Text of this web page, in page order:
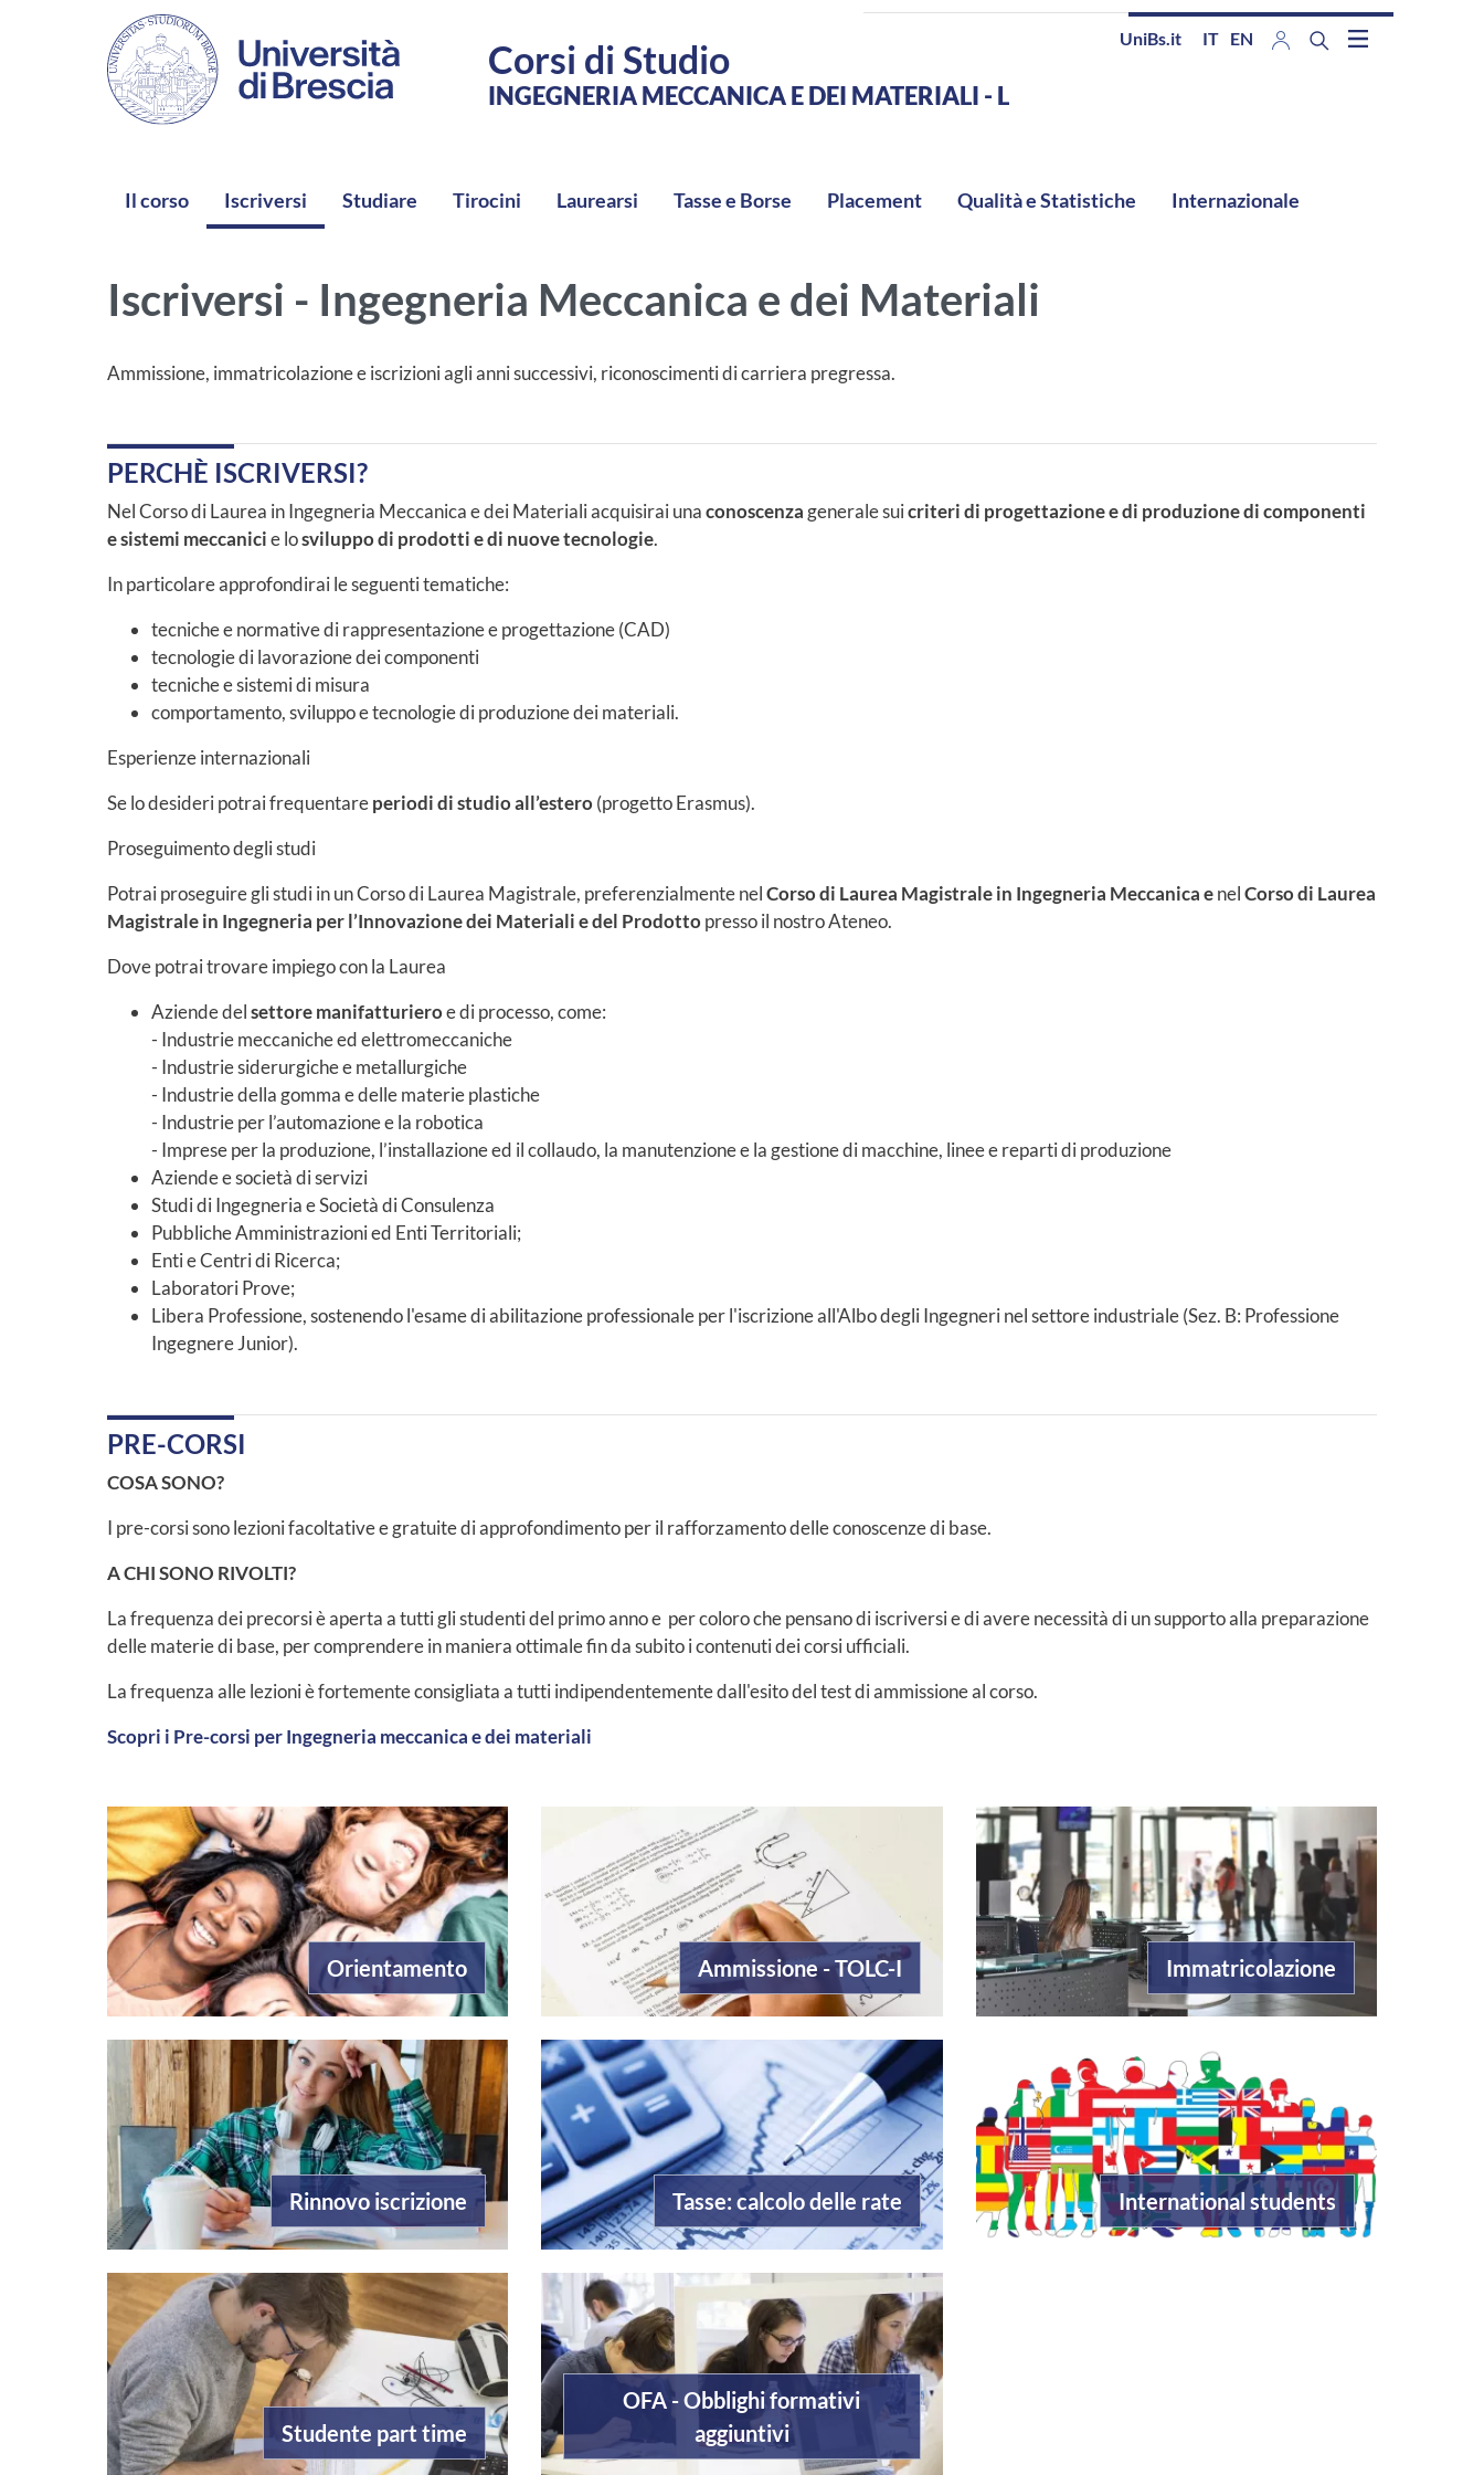
Salta al contenuto principale
Corsi di Studio
INGEGNERIA MECCANICA E DEI MATERIALI - L
UniBs.it IT EN
NAVIGAZIONE PRINCIPALE
Il corso Iscriversi Studiare Tirocini Laurearsi Tasse e Borse Placement Qualità e Statistiche Internazionale
Iscriversi - Ingegneria Meccanica e dei Materiali
Ammissione, immatricolazione e iscrizioni agli anni successivi, riconoscimenti di carriera pregressa.
PERCHÈ ISCRIVERSI?
Nel Corso di Laurea in Ingegneria Meccanica e dei Materiali acquisirai unaconoscenzagenerale suicriteri di progettazione e di produzione di componenti
e sistemi meccanicie losviluppo di prodotti e di nuove tecnologie.
In particolare approfondirai le seguenti tematiche:
tecniche e normative di rappresentazione e progettazione (CAD)
tecnologie di lavorazione dei componenti
tecniche e sistemi di misura
comportamento, sviluppo e tecnologie di produzione dei materiali.
Esperienze internazionali
Se lo desideri potrai frequentareperiodi di studio all’estero (progetto Erasmus).
Proseguimento degli studi
Potrai proseguire gli studi in un Corso di Laurea Magistrale, preferenzialmente nelCorso di Laurea Magistrale in Ingegneria Meccanica enelCorso di Laurea
Magistrale in Ingegneria per l’Innovazione dei Materiali e del Prodotto presso il nostro Ateneo.
Dove potrai trovare impiego con la Laurea
Aziende delsettore manifatturieroe di processo, come:
- Industrie meccaniche ed elettromeccaniche
- Industrie siderurgiche e metallurgiche
- Industrie della gomma e delle materie plastiche
- Industrie per l’automazione e la robotica
- Imprese per la produzione, l’installazione ed il collaudo, la manutenzione e la gestione di macchine, linee e reparti di produzione
Aziende e società di servizi
Studi di Ingegneria e Società di Consulenza
Pubbliche Amministrazioni ed Enti Territoriali;
Enti e Centri di Ricerca;
Laboratori Prove;
Libera Professione, sostenendo l'esame di abilitazione professionale per l'iscrizione all'Albo degli Ingegneri nel settore industriale (Sez. B: Professione
Ingegnere Junior).
PRE-CORSI
COSA SONO?
I pre-corsi sono lezioni facoltative e gratuite di approfondimento per il rafforzamento delle conoscenze di base.
A CHI SONO RIVOLTI?
La frequenza dei precorsi è aperta a tutti gli studenti del primo anno e per coloro che pensano di iscriversi e di avere necessità di un supporto alla preparazione
delle materie di base, per comprendere in maniera ottimale fin da subito i contenuti dei corsi ufficiali.
La frequenza alle lezioni è fortemente consigliata a tutti indipendentemente dall'esito del test di ammissione al corso.
Scopri i Pre-corsi per Ingegneria meccanica e dei materiali
Orientamento Ammissione - TOLC-I Immatricolazione
Rinnovo iscrizione Tasse: calcolo delle rate International students
Studente part time
OFA - Obblighi formativi
aggiuntivi